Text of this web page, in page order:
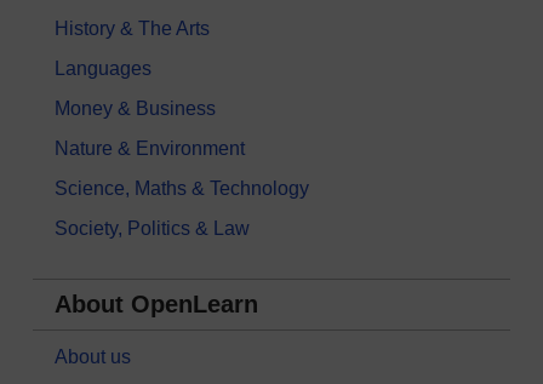
History & The Arts
Languages
Money & Business
Nature & Environment
Science, Maths & Technology
Society, Politics & Law
About OpenLearn
About us